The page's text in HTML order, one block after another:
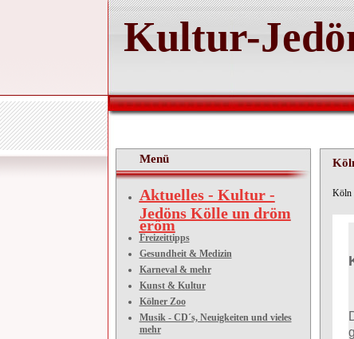
Kultur-
Menü
Aktuelles - Kultur -
Jedöns Kölle un dröm
eröm
Freizeittipps
Gesundheit & Medizin
Karneval & mehr
Kunst & Kultur
Kölner Zoo
Musik - CD´s, Neuigkeiten und vieles
mehr